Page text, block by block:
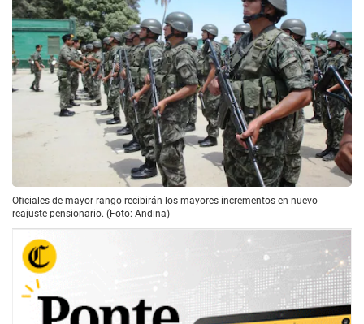
Oficiales de mayor rango recibirán los mayores incrementos en nuevo
reajuste pensionario. (Foto: Andina)